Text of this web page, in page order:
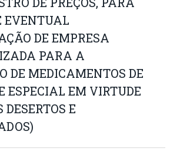
EVENTUAL
DE EMPRESA
PARA A
DE MEDICAMENTOS DE
ESPECIAL EM VIRTUDE
DESERTOS E